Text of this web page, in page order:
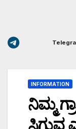
INFORMATION
ನಿಮ್ಮ
ಸಿಗುವ